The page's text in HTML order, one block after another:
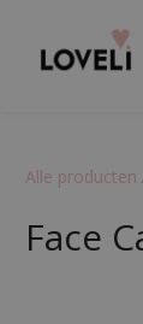
Alle producten
Face